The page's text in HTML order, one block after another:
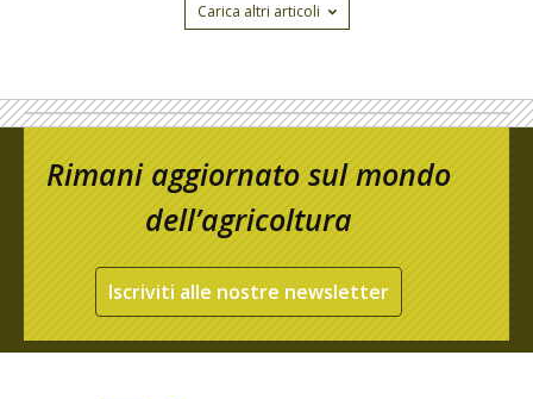
Carica altri articoli
Rimani aggiornato sul mondo
dell’agricoltura
Iscriviti alle nostre newsletter